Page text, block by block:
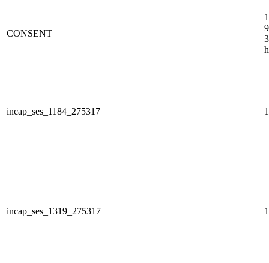
CONSENT
incap_ses_1184_275317
incap_ses_1319_275317